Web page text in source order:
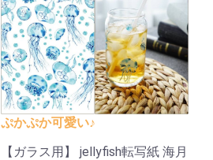
ぷかぷか可愛い♪
【ガラス用】 jellyfish転写紙 海月